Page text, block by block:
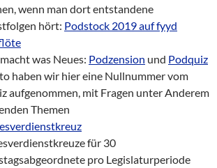
wenn man dort entstandene
hört: Podstock 2019 auf fyyd
was Neues: Podzension und Podquiz
haben wir hier eine Nullnummer vom
aufgenommen, mit Fragen unter Anderem
Themen
für 30
pro Legislaturperiode